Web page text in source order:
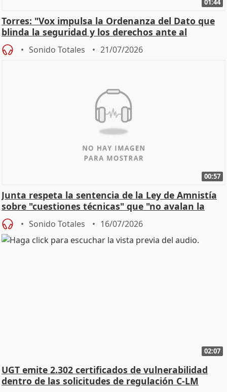
01:44
Torres: "Vox impulsa la Ordenanza del Dato que
blinda la seguridad y los derechos ante al
control"
Sonido Totales 21/07/2026
00:57
Junta respeta la sentencia de la Ley de Amnistía
sobre "cuestiones técnicas" que "no avalan la
const
Sonido Totales 16/07/2026
02:07
UGT emite 2.302 certificados de vulnerabilidad
dentro de las solicitudes de regulación C-LM